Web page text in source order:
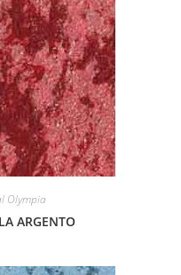
Olympia
ARGENTO